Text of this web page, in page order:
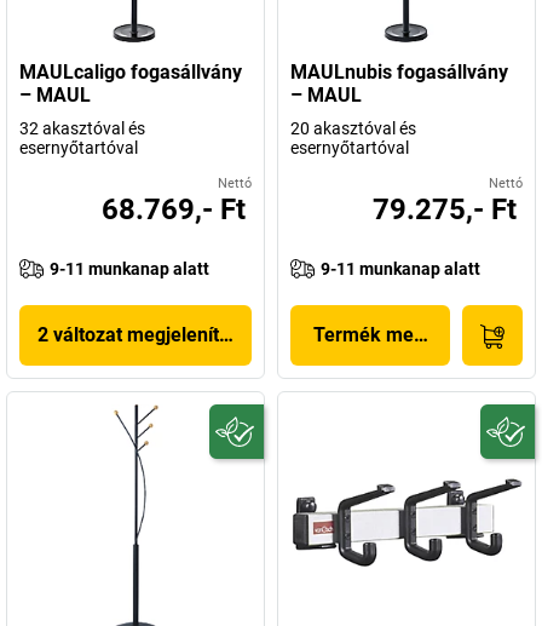
MAULcaligo fogasállvány
– MAUL
32 akasztóval és
esernyőtartóval
Nettó
68.769,- Ft
9-11 munkanap alatt
2 változat megjelenítése
MAULnubis fogasállvány
– MAUL
20 akasztóval és
esernyőtartóval
Nettó
79.275,- Ft
9-11 munkanap alatt
Termék megjelenítése